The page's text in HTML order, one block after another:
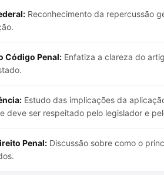
Reconhecimento da repercussão
Código Penal: Enfatiza a clareza do
Estudo das implicações da
deve ser respeitado pelo legislador e
Penal: Discussão sobre como o